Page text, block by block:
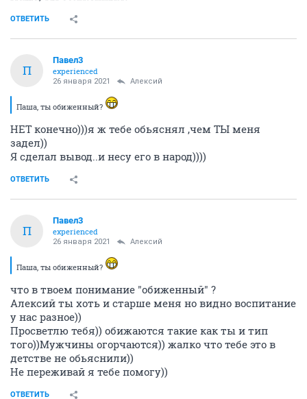
ОТВЕТИТЬ
П
Павел3
experienced
26 января 2021 Алексий
Паша, ты обиженный?
НЕТ конечно)))я ж тебе обьяснял ,чем ТЫ меня
задел))
Я сделал вывод..и несу его в народ))))
ОТВЕТИТЬ
П
Павел3
experienced
26 января 2021 Алексий
Паша, ты обиженный?
что в твоем понимание "обиженный" ?
Алексий ты хоть и старше меня но видно воспитание
у нас разное))
Просветлю тебя)) обижаются такие как ты и тип
того))Мужчины огорчаются)) жалко что тебе это в
детстве не обьяснили))
Не переживай я тебе помогу))
ОТВЕТИТЬ